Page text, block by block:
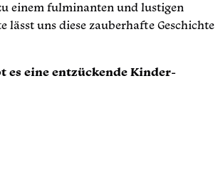
einem fulminanten und lustigen
uns diese zauberhafte Geschichte
es eine entzückende Kinder-